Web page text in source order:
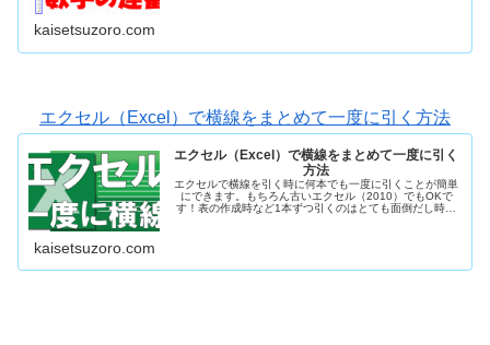
kaisetsuzoro.com
エクセル（Excel）で横線をまとめて一度に引く方法
エクセル（Excel）で横線をまとめて一度に引く
方法
エクセルで横線を引く時に何本でも一度に引くことが簡単
にできます。もちろん古いエクセル（2010）でもOKで
す！表の作成時など1本ずつ引くのはとても面倒だし時間
kaisetsuzoro.com